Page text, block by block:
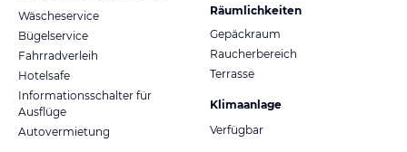
Wäscheservice
Bügelservice
Fahrradverleih
Hotelsafe
Informationsschalter für
Ausflüge
Autovermietung
Räumlichkeiten
Gepäckraum
Raucherbereich
Terrasse
Klimaanlage
Verfügbar